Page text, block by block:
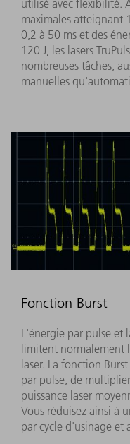
utilisé avec flexibilité.
maximales atteignant
0,2 à 50 ms et des
120 J, les lasers
nombreuses tâches,
manuelles
Fonction Burst
L'énergie par pulse et
limitent
laser. La fonction
par pulse, de
puissance laser
Vous réduisez ainsi à
par cycle d'usinage et